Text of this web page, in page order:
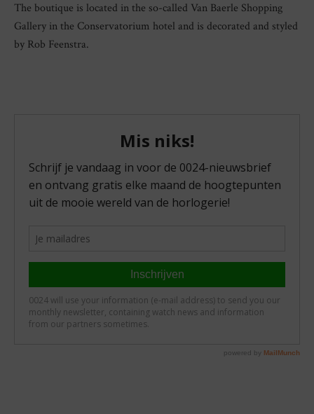
The boutique is located in the so-called Van Baerle Shopping
Gallery in the Conservatorium hotel and is decorated and styled
by Rob Feenstra.